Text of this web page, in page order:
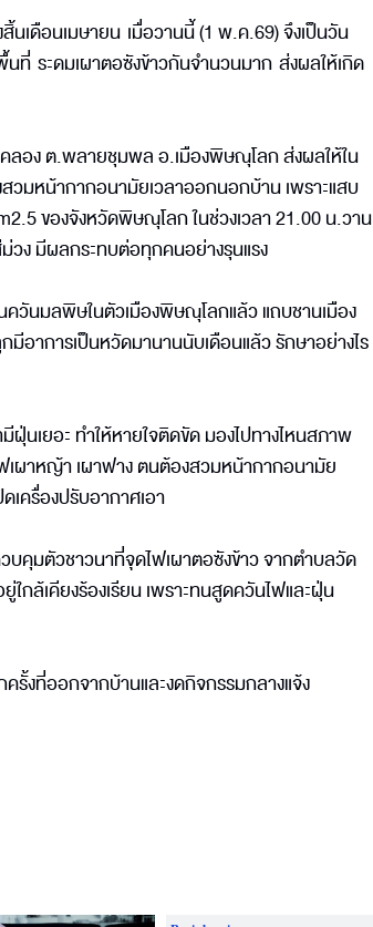
เดือนเมษายน เมื่อวานนี้ (1 พ.ค.69) จึงเป็นวัน
ที่ ระดมเผาตอซังข้าวกันจำนวนมาก ส่งผลให้เกิด
ลอง ต.พลายชุมพล อ.เมืองพิษณุโลก ส่งผลให้ใน
มหน้ากากอนามัยเวลาออกนอกบ้าน เพราะแสบ
ของจังหวัดพิษณุโลก ในช่วงเวลา 21.00 น.วาน
วง มีผลกระทบต่อทุกคนอย่างรุนแรง
วันมลพิษในตัวเมืองพิษณุโลกแล้ว แถบชานเมือง
อาการเป็นหวัดมานานนับเดือนแล้ว รักษาอย่างไร
นเยอะ ทำให้หายใจติดขัด มองไปทางไหนสภาพ
เผาหญ้า เผาฟาง ตนต้องสวมหน้ากากอนามัย
เครื่องปรับอากาศเอา
คุมตัวชาวนาที่จุดไฟเผาตอซังข้าว จากตำบลวัด
กล้เคียงร้องเรียน เพราะทนสูดควันไฟและฝุ่น
งที่ออกจากบ้านและงดกิจกรรมกลางแจ้ง